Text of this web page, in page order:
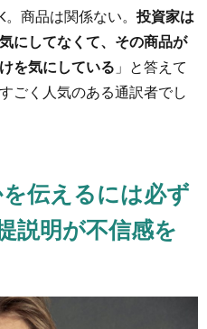
商品は関係ない。 投資家は
にしてなくて、その商品が
を気にしている 」と答えて
ごく人気のある通訳者でし
伝えるには必ず
説明が不信感を